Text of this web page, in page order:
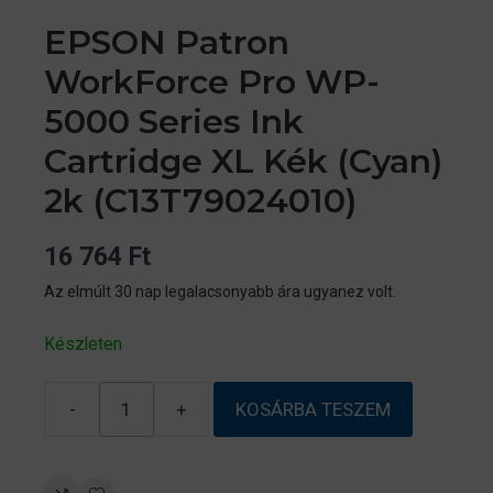
EPSON Patron
WorkForce Pro WP-
5000 Series Ink
Cartridge XL Kék (Cyan)
2k (C13T79024010)
16 764 Ft
Az elmúlt 30 nap legalacsonyabb ára ugyanez volt.
Készleten
-
EPSON
+ KOSÁRBA TESZEM